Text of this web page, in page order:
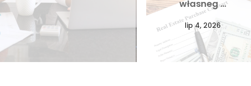
własneg …
lip 4, 2026